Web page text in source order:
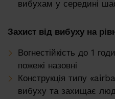
вибухам у середині
Захист від вибуху на
Вогнестійкість до 1
пожежі назовні
Конструкція типу
вибуху та захищає